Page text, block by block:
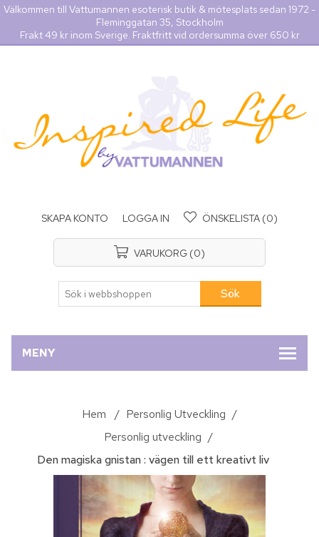
Välkommen till Vattumannen esoterisk butik & mötesplats sedan 1972 -
Fleminggatan 35, Stockholm
Frakt 49 kr inom Sverige. Fraktfritt vid ordersumma över 650 kr
SKAPA KONTO LOGGA IN ÖNSKELISTA (0)
VARUKORG (0)
MENY
Hem / Personlig Utveckling /
Personlig utveckling /
Den magiska gnistan : vägen till ett kreativt liv